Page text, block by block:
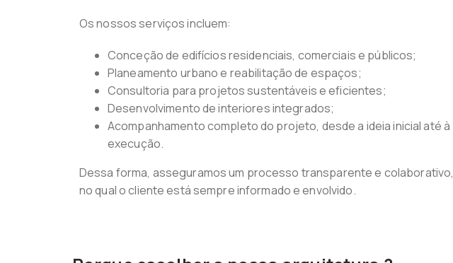
Os nossos serviços incluem:
Conceção de edifícios residenciais, comerciais e públicos;
Planeamento urbano e reabilitação de espaços;
Consultoria para projetos sustentáveis e eficientes;
Desenvolvimento de interiores integrados;
Acompanhamento completo do projeto, desde a ideia inicial até à
execução.
Dessa forma, asseguramos um processo transparente e colaborativo,
no qual o cliente está sempre informado e envolvido.